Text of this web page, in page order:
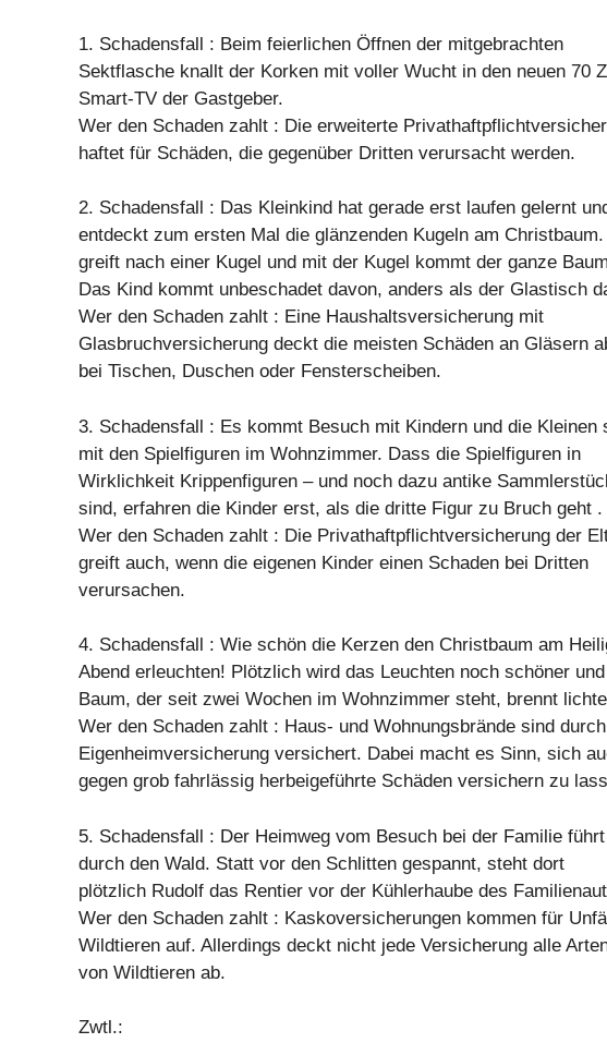
1. Schadensfall : Beim feierlichen Öffnen der mitgebrachten
Sektflasche knallt der Korken mit voller Wucht in den neuen 70
Smart-TV der Gastgeber.
Wer den Schaden zahlt : Die erweiterte
haftet für Schäden, die gegenüber Dritten verursacht werden.
2. Schadensfall : Das Kleinkind hat gerade erst laufen gelernt
entdeckt zum ersten Mal die glänzenden Kugeln am
greift nach einer Kugel und mit der Kugel kommt der ganze
Das Kind kommt unbeschadet davon, anders als der Glastisch
Wer den Schaden zahlt : Eine Haushaltsversicherung mit
Glasbruchversicherung deckt die meisten Schäden an Gläsern
bei Tischen, Duschen oder Fensterscheiben.
3. Schadensfall : Es kommt Besuch mit Kindern und die Kleinen
mit den Spielfiguren im Wohnzimmer. Dass die Spielfiguren in
Wirklichkeit Krippenfiguren – und noch dazu antike
sind, erfahren die Kinder erst, als die dritte Figur zu Bruch geht .
Wer den Schaden zahlt : Die Privathaftpflichtversicherung der
greift auch, wenn die eigenen Kinder einen Schaden bei Dritten
verursachen.
4. Schadensfall : Wie schön die Kerzen den Christbaum am
Abend erleuchten! Plötzlich wird das Leuchten noch schöner
Baum, der seit zwei Wochen im Wohnzimmer steht, brennt
Wer den Schaden zahlt : Haus- und Wohnungsbrände sind
Eigenheimversicherung versichert. Dabei macht es Sinn, sich
gegen grob fahrlässig herbeigeführte Schäden versichern zu
5. Schadensfall : Der Heimweg vom Besuch bei der Familie
durch den Wald. Statt vor den Schlitten gespannt, steht dort
plötzlich Rudolf das Rentier vor der Kühlerhaube des
Wer den Schaden zahlt : Kaskoversicherungen kommen für
Wildtieren auf. Allerdings deckt nicht jede Versicherung alle
von Wildtieren ab.
Zwtl.: